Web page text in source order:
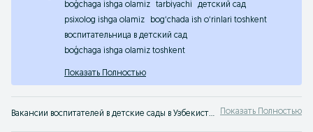
boģchaga ishga olamiz
tarbiyachi
детский сад
psixolog ishga olamiz
bogʻchada ish oʻrinlari toshkent
воспитательница в детский сад
boģchaga ishga olamiz toshkent
Показать Полностью
Вакансии воспитателей в детские сады в Узбекистане ✏️ Множество предложений для воспитателей и нянечек ✔️ Быстрый поиск работы ⮞⮞ OLX.uz Показать Полностью